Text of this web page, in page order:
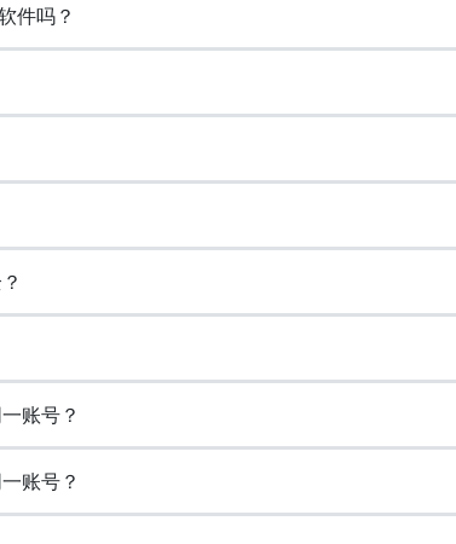
件吗？
账号？
账号？